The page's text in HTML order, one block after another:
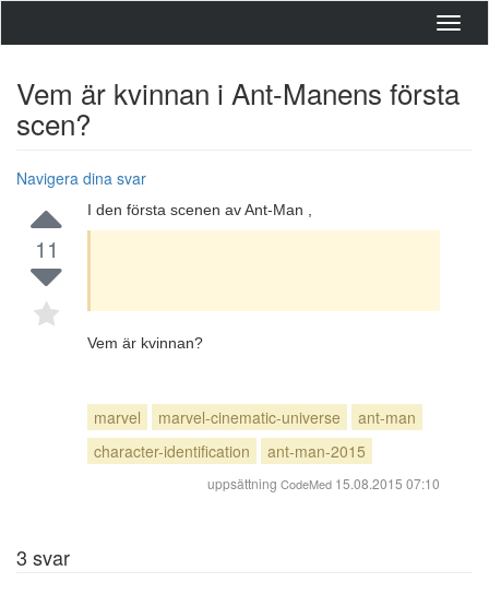
Vem är kvinnan i Ant-Manens första
scen?
Navigera dina svar
11
I den första scenen av Ant-Man ,
Vem är kvinnan?
marvel marvel-cinematic-universe
ant-man
character-identification
ant-man-2015
uppsättning CodeMed 15.08.2015 07:10
3 svar